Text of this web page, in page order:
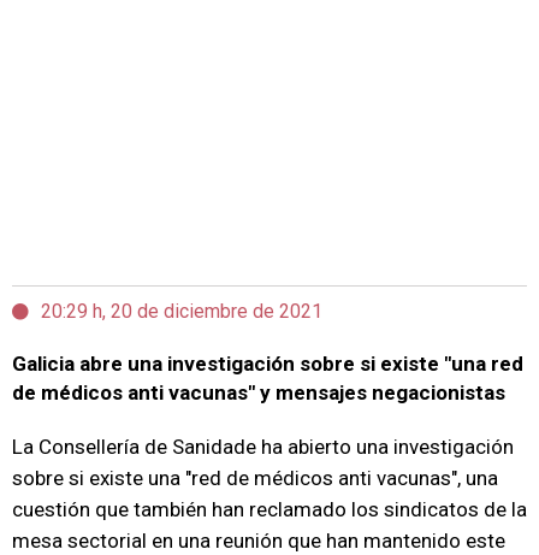
20:29 h, 20 de diciembre de 2021
Galicia abre una investigación sobre si existe "una red
de médicos anti vacunas" y mensajes negacionistas
La Consellería de Sanidade ha abierto una investigación
sobre si existe una "red de médicos anti vacunas", una
cuestión que también han reclamado los sindicatos de la
mesa sectorial en una reunión que han mantenido este